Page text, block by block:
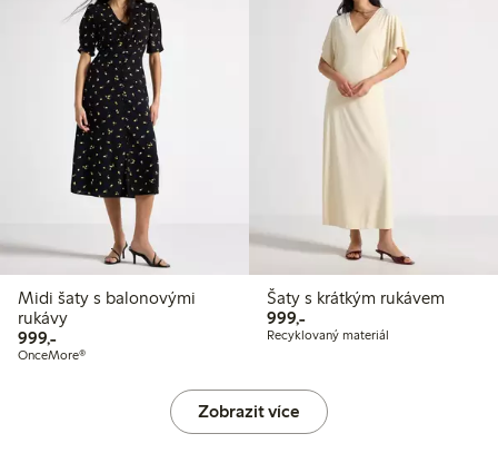
Midi šaty s balonovými
rukávy
999,-999,00 Kč
OnceMore®
Šaty s krátkým rukávem
999,-999,00 Kč
Recyklovaný materiál
Zobrazit více